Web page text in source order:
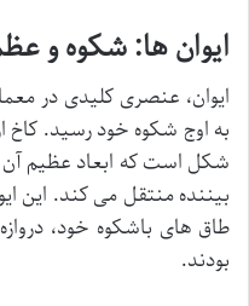
ایوان ها: شکوه و
ایوان، عنصری کلیدی در
به اوج شکوه خود رسید. کاخ
شکل است که ابعاد عظیم
بیننده منتقل می کند. این
طاق های باشکوه خود،
بودند.